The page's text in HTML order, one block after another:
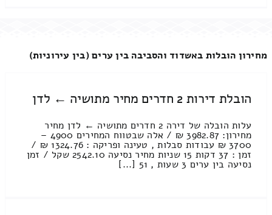
מחירון הובלות באשדוד והסביבה בין ערים (בין עירוניות)
הובלת דירות 2 חדרים מחיר מתושיה ← לדן
עלות הובלה של דירה 2 חדרים מתושיה ← לדן מחיר
מחירון: 3982.87 ₪ / אלה שבטווח המחירים 4900 –
3700 ₪ עבודות סבלות , טעינה ופריקה : 1324.76 ₪ /
זמן : 37 דקות 15 שניות מחיר נסיעה 2542.10 שקל / זמן
נסיעה בין ערים 3 שעות , 51 [...]